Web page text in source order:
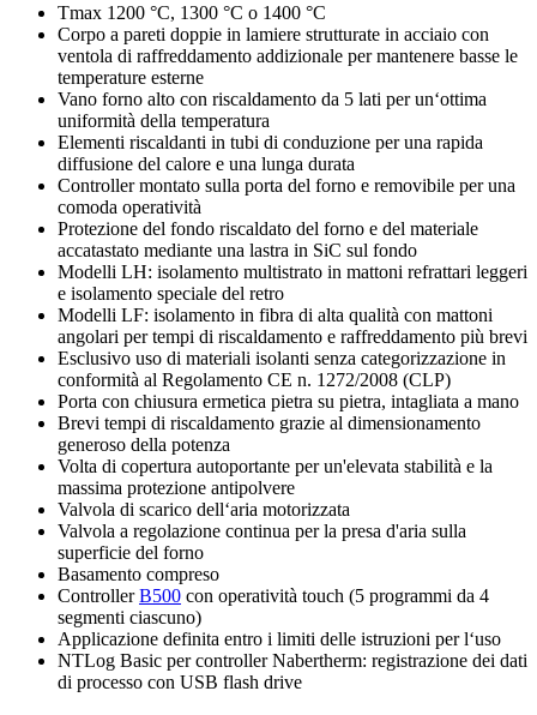
Tmax 1200 °C, 1300 °C o 1400 °C
Corpo a pareti doppie in lamiere strutturate in acciaio con
ventola di raffreddamento addizionale per mantenere basse le
temperature esterne
Vano forno alto con riscaldamento da 5 lati per un‘ottima
uniformità della temperatura
Elementi riscaldanti in tubi di conduzione per una rapida
diffusione del calore e una lunga durata
Controller montato sulla porta del forno e removibile per una
comoda operatività
Protezione del fondo riscaldato del forno e del materiale
accatastato mediante una lastra in SiC sul fondo
Modelli LH: isolamento multistrato in mattoni refrattari leggeri
e isolamento speciale del retro
Modelli LF: isolamento in fibra di alta qualità con mattoni
angolari per tempi di riscaldamento e raffreddamento più brevi
Esclusivo uso di materiali isolanti senza categorizzazione in
conformità al Regolamento CE n. 1272/2008 (CLP)
Porta con chiusura ermetica pietra su pietra, intagliata a mano
Brevi tempi di riscaldamento grazie al dimensionamento
generoso della potenza
Volta di copertura autoportante per un'elevata stabilità e la
massima protezione antipolvere
Valvola di scarico dell‘aria motorizzata
Valvola a regolazione continua per la presa d'aria sulla
superficie del forno
Basamento compreso
ControllerB500 con operatività touch (5 programmi da 4
segmenti ciascuno)
Applicazione definita entro i limiti delle istruzioni per l‘uso
NTLog Basic per controller Nabertherm: registrazione dei dati
di processo con USB flash drive